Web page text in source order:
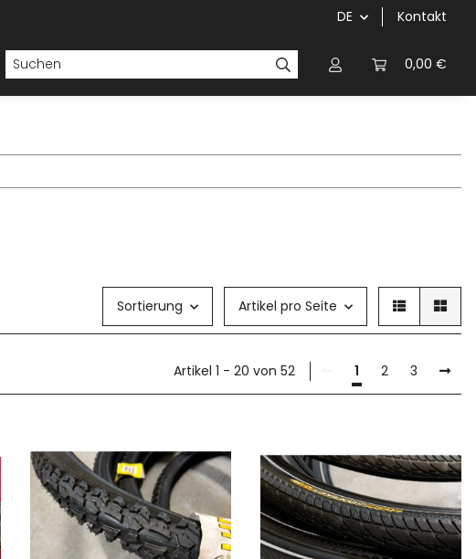
DE Kontakt
0,00 €
Kettenblätter/Kassetten Kurbeln/
Sortierung Artikel pro Seite
Artikel 1 - 20 von 52 1 2 3